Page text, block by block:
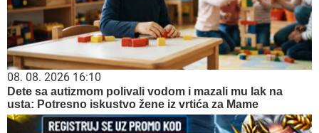
08. 08. 2026 16:10
Dete sa autizmom polivali vodom i mazali mu lak na
usta: Potresno iskustvo žene iz vrtića za Mame